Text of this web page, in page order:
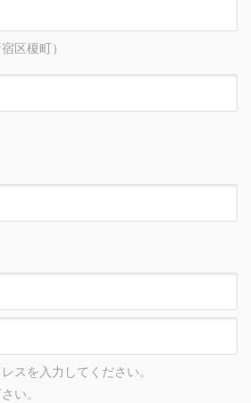
区榎町）
スを入力してください。
い。